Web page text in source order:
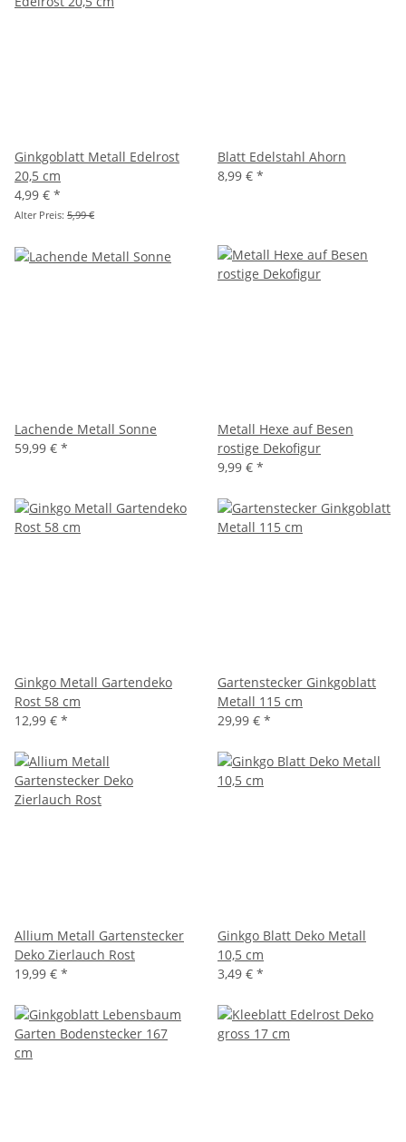
Ginkgoblatt Metall Edelrost
20,5 cm
4,99 € *
Alter Preis: 5,99 €
Blatt Edelstahl Ahorn
8,99 € *
Lachende Metall Sonne
59,99 € *
Metall Hexe auf Besen
rostige Dekofigur
9,99 € *
Ginkgo Metall Gartendeko
Rost 58 cm
12,99 € *
Gartenstecker Ginkgoblatt
Metall 115 cm
29,99 € *
Allium Metall Gartenstecker
Deko Zierlauch Rost
19,99 € *
Ginkgo Blatt Deko Metall
10,5 cm
3,49 € *